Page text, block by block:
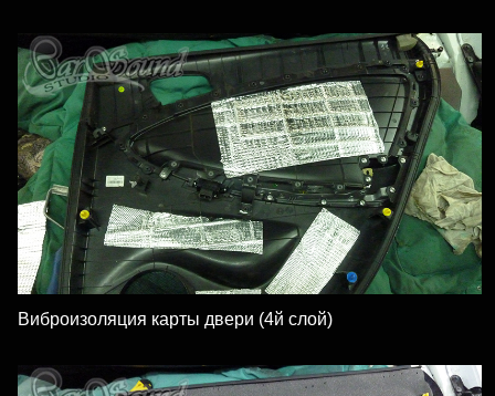
Виброизоляция карты двери (4й слой)